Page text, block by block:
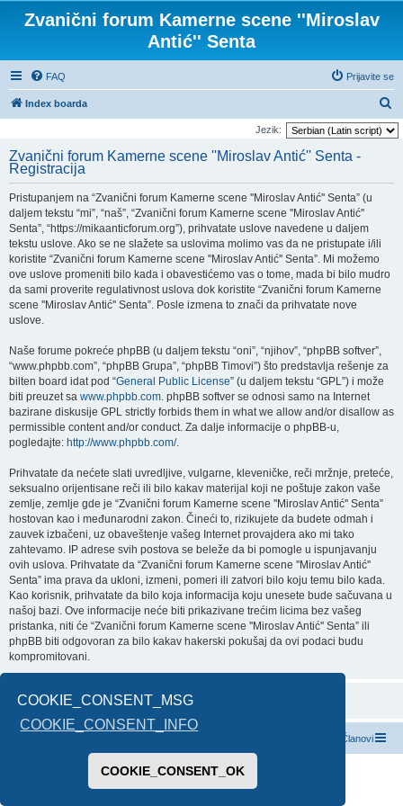
COOKIE_CONSENT_MSG
COOKIE_CONSENT_INFO
COOKIE_CONSENT_OK
Zvanični forum Kamerne scene ''Miroslav
Antić'' Senta
FAQ Prijavite se
Index boarda
r
Jezik:
Zvanični forum Kamerne scene ''Miroslav Antić'' Senta -
Registracija
Pristupanjem na “Zvanični forum Kamerne scene ''Miroslav Antić'' Senta” (u
daljem tekstu “mi”, “naš”, “Zvanični forum Kamerne scene ''Miroslav Antić''
Senta”, “https://mikaanticforum.org”), prihvatate uslove navedene u daljem
tekstu uslove. Ako se ne slažete sa uslovima molimo vas da ne pristupate i/ili
koristite “Zvanični forum Kamerne scene ''Miroslav Antić'' Senta”. Mi možemo
ove uslove promeniti bilo kada i obavestićemo vas o tome, mada bi bilo mudro
da sami proverite regulativnost uslova dok koristite “Zvanični forum Kamerne
scene ''Miroslav Antić'' Senta”. Posle izmena to znači da prihvatate nove
uslove.
Naše forume pokreće phpBB (u daljem tekstu “oni”, “njihov”, “phpBB softver”,
“www.phpbb.com”, “phpBB Grupa”, “phpBB Timovi”) što predstavlja rešenje za
bilten board idat pod “General Public License” (u daljem tekstu “GPL”) i može
biti preuzet sa www.phpbb.com. phpBB softver se odnosi samo na Internet
bazirane diskusije GPL strictly forbids them in what we allow and/or disallow as
permissible content and/or conduct. Za dalje informacije o phpBB-u,
pogledajte: http://www.phpbb.com/.
Prihvatate da nećete slati uvredljive, vulgarne, kleveničke, reči mržnje, preteće,
seksualno orijentisane reči ili bilo kakav materijal koji ne poštuje zakon vaše
zemlje, zemlje gde je “Zvanični forum Kamerne scene ''Miroslav Antić'' Senta”
hostovan kao i međunarodni zakon. Čineći to, rizikujete da budete odmah i
zauvek izbačeni, uz obaveštenje vašeg Internet provajdera ako mi tako
zahtevamo. IP adrese svih postova se beleže da bi pomogle u ispunjavanju
ovih uslova. Prihvatate da “Zvanični forum Kamerne scene ''Miroslav Antić''
Senta” ima prava da ukloni, izmeni, pomeri ili zatvori bilo koju temu bilo kada.
Kao korisnik, prihvatate da bilo koja informacija koju unesete bude sačuvana u
našoj bazi. Ove informacije neće biti prikazivane trećim licima bez vašeg
pristanka, niti će “Zvanični forum Kamerne scene ''Miroslav Antić'' Senta” ili
phpBB biti odgovoran za bilo kakav hakerski pokušaj da ovi podaci budu
kompromitovani.
Članovi
Pokreće ga phpBB® Forum Software © phpBB Limited
www.CyberCom.rs